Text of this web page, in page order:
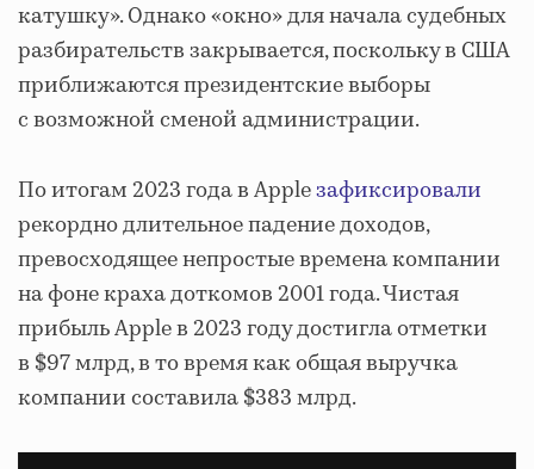
катушку». Однако «окно» для начала судебных
разбирательств закрывается, поскольку в США
приближаются президентские выборы
с возможной сменой администрации.
По итогам 2023 года в Appleзафиксировали
рекордно длительное падение доходов,
превосходящее непростые времена компании
на фоне краха доткомов 2001 года. Чистая
прибыль Apple в 2023 году достигла отметки
в $97 млрд, в то время как общая выручка
компании составила $383 млрд.